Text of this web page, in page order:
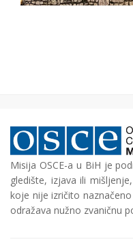
Misija OSCE-a u BiH je
gledište, izjava ili
koje nije izričito
odražava nužno zvaničnu